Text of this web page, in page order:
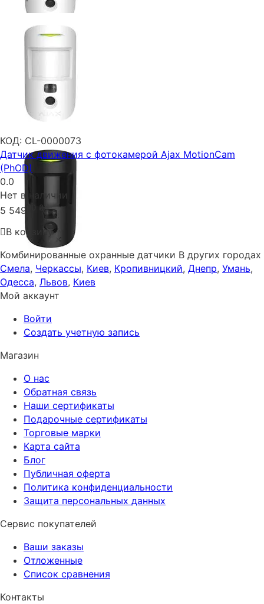
КОД: CL-0000073
Датчик движения с фотокамерой Ajax MotionCam
(PhOD)
0.0
Нет в наличии
5 549 00 ₴
В корзину
Комбинированные охранные датчики В других городах
Смела, Черкассы, Киев, Кропивницкий, Днепр, Умань,
Одесса, Львов, Киев
Мой аккаунт
Войти
Создать учетную запись
Магазин
О нас
Обратная связь
Наши сертификаты
Подарочные сертификаты
Торговые марки
Карта сайта
Блог
Публичная оферта
Политика конфиденциальности
Защита персональных данных
Сервис покупателей
Ваши заказы
Отложенные
Список сравнения
Контакты